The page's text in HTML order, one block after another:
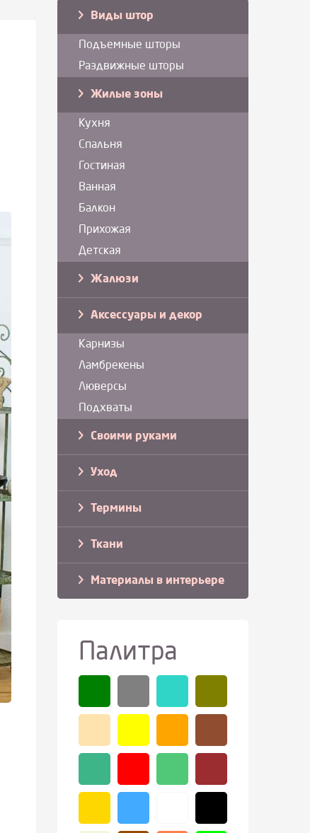
Виды штор
Подъемные шторы
Раздвижные шторы
Жилые зоны
Кухня
Спальня
Гостиная
Ванная
Балкон
Прихожая
Детская
Жалюзи
Аксессуары и декор
Карнизы
Ламбрекены
Люверсы
Подхваты
Своими руками
Уход
Термины
Ткани
Материалы в интерьере
Палитра